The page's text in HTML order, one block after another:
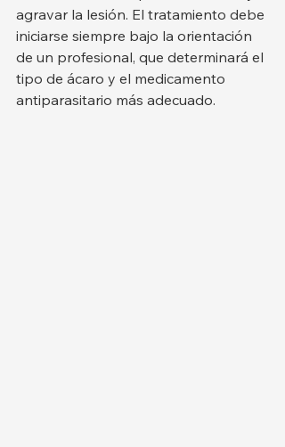
agravar la lesión. El tratamiento debe
iniciarse siempre bajo la orientación
de un profesional, que determinará el
tipo de ácaro y el medicamento
antiparasitario más adecuado.